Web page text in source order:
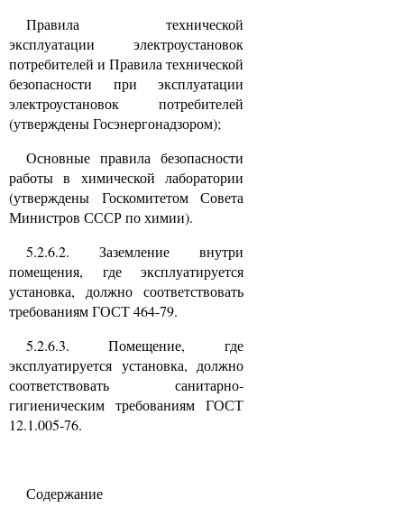
Правила технической
эксплуатации электроустановок
потребителей и Правила технической
безопасности при эксплуатации
электроустановок потребителей
(утверждены Госэнергонадзором);
Основные правила безопасности
работы в химической лаборатории
(утверждены Госкомитетом Совета
Министров СССР по химии).
5.2.6.2. Заземление внутри
помещения, где эксплуатируется
установка, должно соответствовать
требованиям ГОСТ 464-79.
5.2.6.3. Помещение, где
эксплуатируется установка, должно
соответствовать санитарно-
гигиеническим требованиям ГОСТ
12.1.005-76.
Содержание